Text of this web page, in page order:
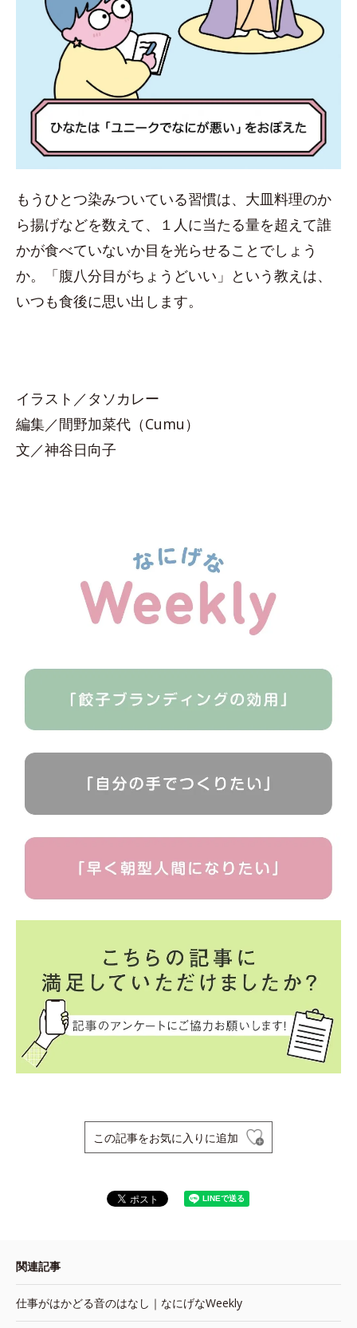
もうひとつ染みついている習慣は、大皿料理のか
ら揚げなどを数えて、１人に当たる量を超えて誰
かが食べていないか目を光らせることでしょう
か。「腹八分目がちょうどいい」という教えは、
いつも食後に思い出します。
イラスト／タソカレー
編集／間野加菜代（Cumu）
文／神谷日向子
この記事をお気に入りに追加
関連記事
仕事がはかどる音のはなし｜なにげなWeekly